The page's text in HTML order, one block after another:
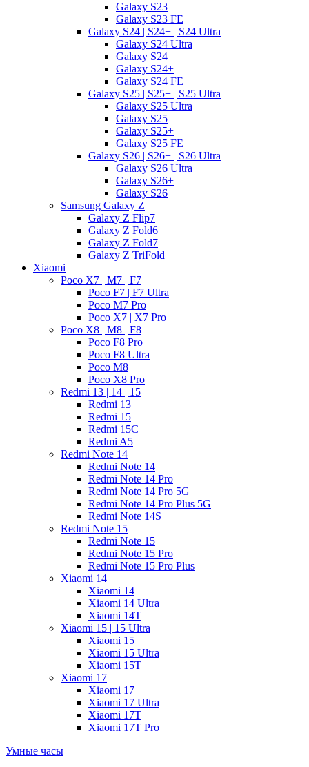
Galaxy S23
Galaxy S23 FE
Galaxy S24 | S24+ | S24 Ultra
Galaxy S24 Ultra
Galaxy S24
Galaxy S24+
Galaxy S24 FE
Galaxy S25 | S25+ | S25 Ultra
Galaxy S25 Ultra
Galaxy S25
Galaxy S25+
Galaxy S25 FE
Galaxy S26 | S26+ | S26 Ultra
Galaxy S26 Ultra
Galaxy S26+
Galaxy S26
Samsung Galaxy Z
Galaxy Z Flip7
Galaxy Z Fold6
Galaxy Z Fold7
Galaxy Z TriFold
Xiaomi
Poco X7 | M7 | F7
Poco F7 | F7 Ultra
Poco M7 Pro
Poco X7 | X7 Pro
Poco X8 | M8 | F8
Poco F8 Pro
Poco F8 Ultra
Poco M8
Poco X8 Pro
Redmi 13 | 14 | 15
Redmi 13
Redmi 15
Redmi 15C
Redmi A5
Redmi Note 14
Redmi Note 14
Redmi Note 14 Pro
Redmi Note 14 Pro 5G
Redmi Note 14 Pro Plus 5G
Redmi Note 14S
Redmi Note 15
Redmi Note 15
Redmi Note 15 Pro
Redmi Note 15 Pro Plus
Xiaomi 14
Xiaomi 14
Xiaomi 14 Ultra
Xiaomi 14T
Xiaomi 15 | 15 Ultra
Xiaomi 15
Xiaomi 15 Ultra
Xiaomi 15T
Xiaomi 17
Xiaomi 17
Xiaomi 17 Ultra
Xiaomi 17T
Xiaomi 17T Pro
Умные часы